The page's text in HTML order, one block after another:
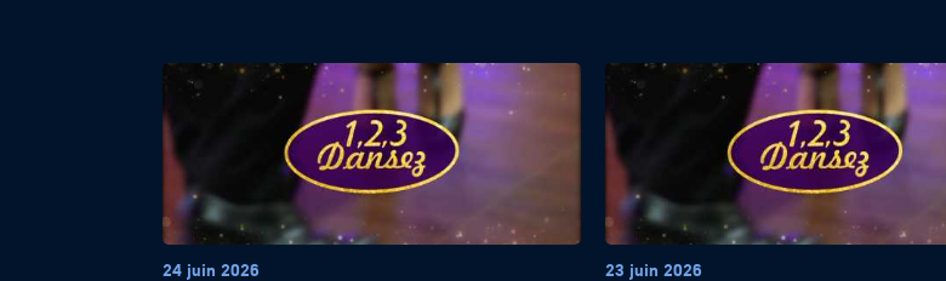
24 juin 2026 23 juin 2026